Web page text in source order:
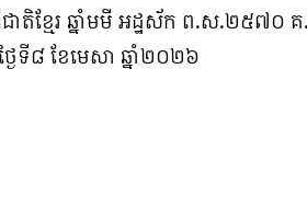
ាតិ​ខ្មែរ​ ឆ្នាំ​មមី​ អដ្ឋ​ស័ក​ ព.ស.២៥៧
ៃទី៨ ខែមេសា ឆ្នាំ២០២៦